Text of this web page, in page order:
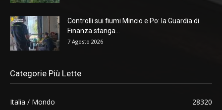
Controlli sui fiumi Mincio e Po: la Guardia di
Finanza stanga...
7 Agosto 2026
Categorie Più Lette
Italia / Mondo
28320